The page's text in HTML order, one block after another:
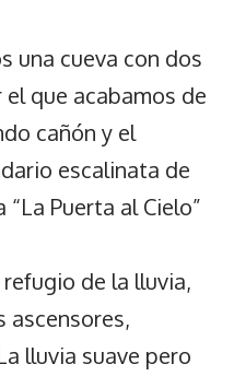
una cueva con dos
que acabamos de
cañón y el
escalinata de
Puerta al Cielo”
de la lluvia,
ascensores,
lluvia suave pero